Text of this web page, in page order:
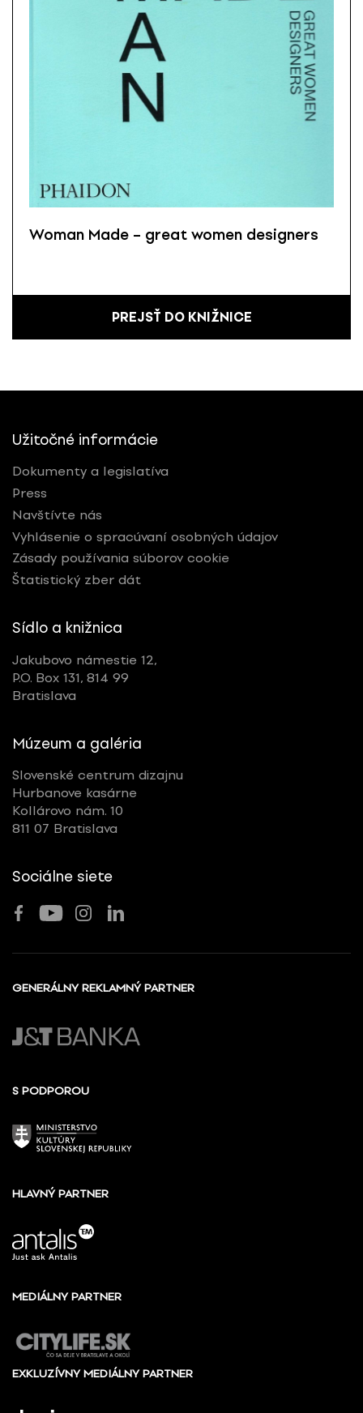
Woman Made – great women designers
PREJSŤ DO KNIŽNICE
Užitočné informácie
Dokumenty a legislatíva
Press
Navštívte nás
Vyhlásenie o spracúvaní osobných údajov
Zásady používania súborov cookie
Štatistický zber dát
Sídlo a knižnica
Jakubovo námestie 12,
P.O. Box 131, 814 99
Bratislava
Múzeum a galéria
Slovenské centrum dizajnu
Hurbanove kasárne
Kollárovo nám. 10
811 07 Bratislava
Sociálne siete
GENERÁLNY REKLAMNÝ PARTNER
S PODPOROU
HLAVNÝ PARTNER
MEDIÁLNY PARTNER
EXKLUZÍVNY MEDIÁLNY PARTNER